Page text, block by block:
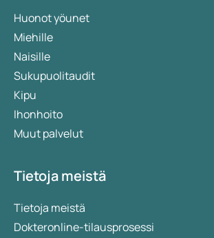
Huonot yöunet
Miehille
Naisille
Sukupuolitaudit
Kipu
Ihonhoito
Muut palvelut
Tietoja meistä
Tietoja meistä
Dokteronline-tilausprosessi